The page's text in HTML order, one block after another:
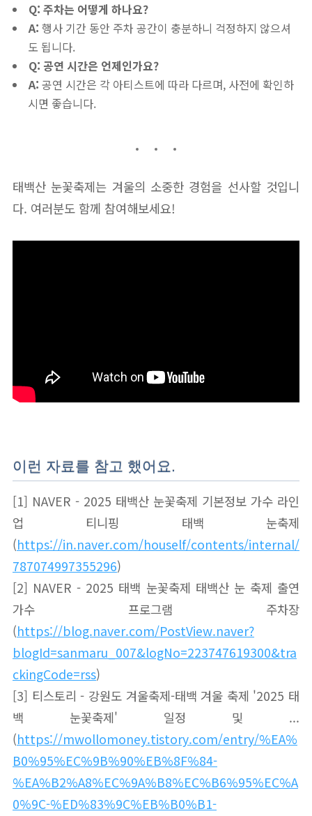
Q: 주차는 어떻게 하나요?
A: 행사 기간 동안 주차 공간이 충분하니 걱정하지 않으셔
도 됩니다.
Q: 공연 시간은 언제인가요?
A: 공연 시간은 각 아티스트에 따라 다르며, 사전에 확인하
시면 좋습니다.
태백산 눈꽃축제는 겨울의 소중한 경험을 선사할 것입니
다. 여러분도 함께 참여해보세요!
이런 자료를 참고 했어요.
[1] NAVER - 2025 태백산 눈꽃축제 기본정보 가수 라인
업 티니핑 태백 눈축제
(https://in.naver.com/houself/contents/internal/
787074997355296)
[2] NAVER - 2025 태백 눈꽃축제 태백산 눈 축제 출연
가수 프로그램 주차장
(https://blog.naver.com/PostView.naver?
blogId=sanmaru_007&logNo=223747619300&tra
ckingCode=rss)
[3] 티스토리 - 강원도 겨울축제-태백 겨울 축제 '2025 태
백 눈꽃축제' 일정 및 ...
(https://mwollomoney.tistory.com/entry/%EA%
B0%95%EC%9B%90%EB%8F%84-
%EA%B2%A8%EC%9A%B8%EC%B6%95%EC%A
0%9C-%ED%83%9C%EB%B0%B1-